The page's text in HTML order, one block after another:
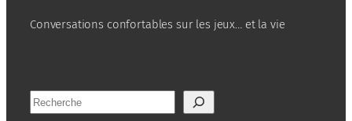
Conversations confortables sur les jeux… et la vie
R
e